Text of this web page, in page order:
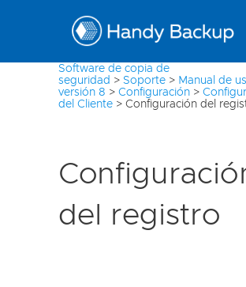
Software de copia de
seguridad > Soporte > Manual de
versión 8 > Configuración >
del Cliente > Configuración del
del registro